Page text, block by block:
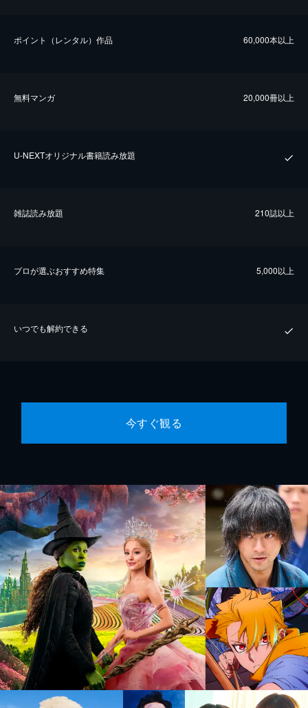
ポイント（レンタル）作品 60,000本以上
無料マンガ 20,000冊以上
U-NEXTオリジナル書籍読み放題
雑誌読み放題 210誌以上
プロが選ぶおすすめ特集 5,000以上
いつでも解約できる
今すぐ観る